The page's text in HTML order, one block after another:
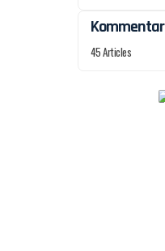
Kommentar
45 Articles